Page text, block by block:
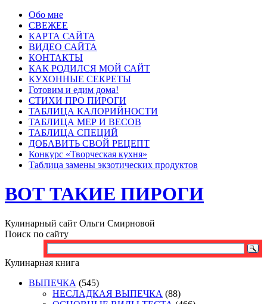
Обо мне
СВЕЖЕЕ
КАРТА САЙТА
ВИДЕО САЙТА
КОНТАКТЫ
КАК РОДИЛСЯ МОЙ САЙТ
КУХОННЫЕ СЕКРЕТЫ
Готовим и едим дома!
СТИХИ ПРО ПИРОГИ
ТАБЛИЦА КАЛОРИЙНОСТИ
ТАБЛИЦА МЕР И ВЕСОВ
ТАБЛИЦА СПЕЦИЙ
ДОБАВИТЬ СВОЙ РЕЦЕПТ
Конкурс «Творческая кухня»
Таблица замены экзотических продуктов
ВОТ ТАКИЕ ПИРОГИ
Кулинарный сайт Ольги Смирновой
Поиск по сайту
Кулинарная книга
ВЫПЕЧКА (545)
НЕСЛАДКАЯ ВЫПЕЧКА (88)